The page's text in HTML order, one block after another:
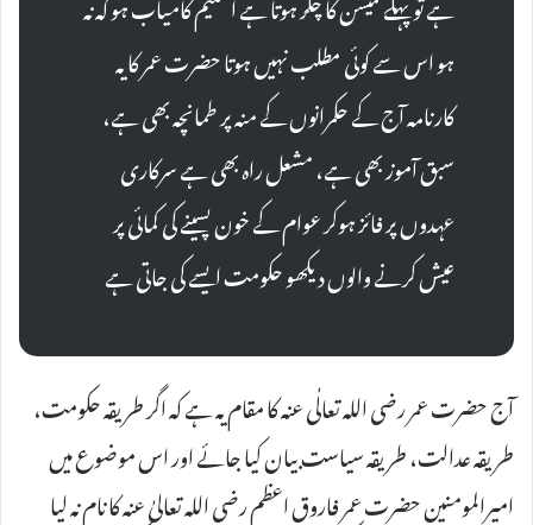
ہو اس سے کوئی مطلب نہیں ہوتا حضرت عمر کا یہ
کارنامہ آج کے حکمرانوں کے منہ پر طمانچہ بھی ہے،
سبق آموز بھی ہے، مشعل راہ بھی ہے سرکاری
عہدوں پر فائز ہوکر عوام کے خون پسینے کی کمائی پر
عیش کرنے والوں دیکھو حکومت ایسے کی جاتی ہے
آج حضرت عمر رضی اللہ تعالٰی عنہ کا مقام یہ ہے کہ اگر طریقہ حکومت،
طریقہ عدالت، طریقہ سیاست بیان کیا جائے اور اس موضوع میں
امیرالمومنین حضرت عمر فاروق اعظم رضی اللہ تعالیٰ عنہ کا نام نہ لیا